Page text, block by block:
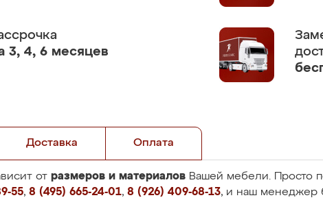
3, 4, 6 месяцев
Доставка Оплата
от размеров и материалов Вашей мебели. Просто
55, 8 (495) 665-24-01, 8 (926) 409-68-13, и наш менеджер